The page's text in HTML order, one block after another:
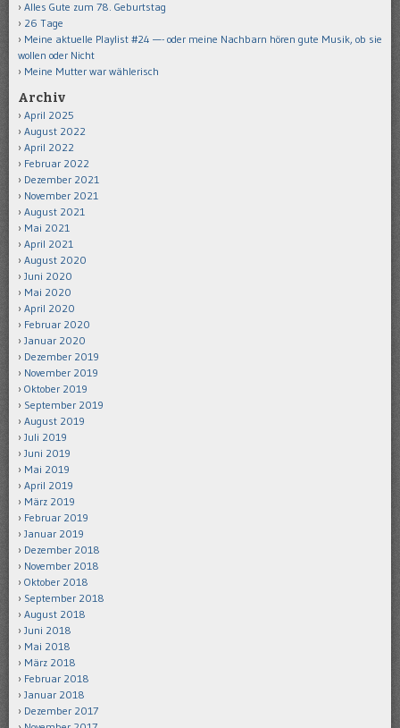
Alles Gute zum 78. Geburtstag
26 Tage
Meine aktuelle Playlist #24 —- oder meine Nachbarn hören gute Musik, ob sie
wollen oder Nicht
Meine Mutter war wählerisch
Archiv
April 2025
August 2022
April 2022
Februar 2022
Dezember 2021
November 2021
August 2021
Mai 2021
April 2021
August 2020
Juni 2020
Mai 2020
April 2020
Februar 2020
Januar 2020
Dezember 2019
November 2019
Oktober 2019
September 2019
August 2019
Juli 2019
Juni 2019
Mai 2019
April 2019
März 2019
Februar 2019
Januar 2019
Dezember 2018
November 2018
Oktober 2018
September 2018
August 2018
Juni 2018
Mai 2018
März 2018
Februar 2018
Januar 2018
Dezember 2017